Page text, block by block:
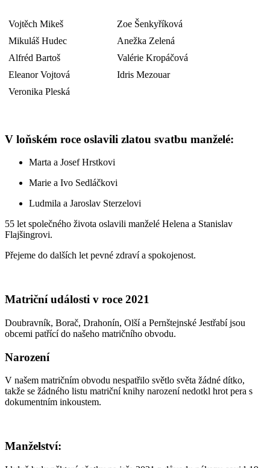
Vojtěch Mikeš
Zoe Šenkyříková
Mikuláš Hudec
Anežka Zelená
Alfréd Bartoš
Valérie Kropáčová
Eleanor Vojtová
Idris Mezouar
Veronika Pleská
V loňském roce oslavili zlatou svatbu manželé:
Marta a Josef Hrstkovi
Marie a Ivo Sedláčkovi
Ludmila a Jaroslav Sterzelovi
55 let společného života oslavili manželé Helena a Stanislav
Flajšingrovi.
Přejeme do dalších let pevné zdraví a spokojenost.
Matriční události v roce 2021
Doubravník, Borač, Drahonín, Olší a Pernštejnské Jestřabí jsou
obcemi patřící do našeho matričního obvodu.
Narození
V našem matričním obvodu nespatřilo světlo světa žádné dítko,
takže se žádného listu matriční knihy narození nedotkl hrot pera s
dokumentním inkoustem.
Manželství: